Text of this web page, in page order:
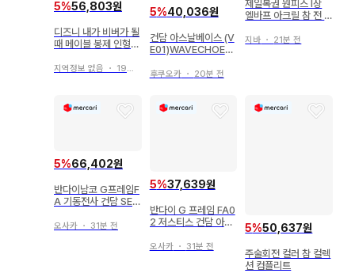
5%56,803원
디즈니 내가 비버가 될
때 메이블 봉제 인형
지역정보 없음 ・ 19분 전
5%40,036원
건담 아스날베이스 (V
E01)WAVECHOES
카 (U레어) 54
후쿠오카・ 20분 전
제일복권 원피스 I상
엘바프 아크릴 참 전 1
지바 ・ 21분 전
5%66,402원
반다이남코 G프레임F
A 기동전사 건담 SEE
크 프리덤 건담 옵션
오사카 ・ 31분 전
5%37,639원
반다이 G 프레임 FA0
2 저스티스 건담 아머
오사카・ 31분 전
5%50,637원
주술회전 컬러 참 컬렉
션 컴플리트